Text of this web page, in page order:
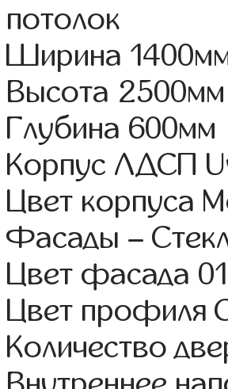
потолок
Ширина
Высота 2500мм
Глубина 600мм
Корпус ЛДСП
Цвет корпуса
Фасады –
Цвет фасада
Цвет профиля
Количество